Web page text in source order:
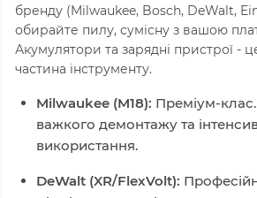
бренду (Milwaukee, Bosch, DeWalt,
обирайте пилу, сумісну з вашою
Акумулятори та зарядні пристрої -
частина інструменту.
Milwaukee (M18): Преміум-
важкого демонтажу та
використання.
DeWalt (XR/FlexVolt):